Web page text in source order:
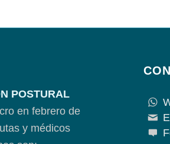
POSTURAL
en febrero de
y médicos